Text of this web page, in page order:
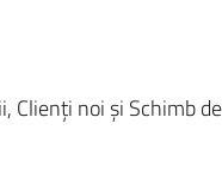
noi și Schimb